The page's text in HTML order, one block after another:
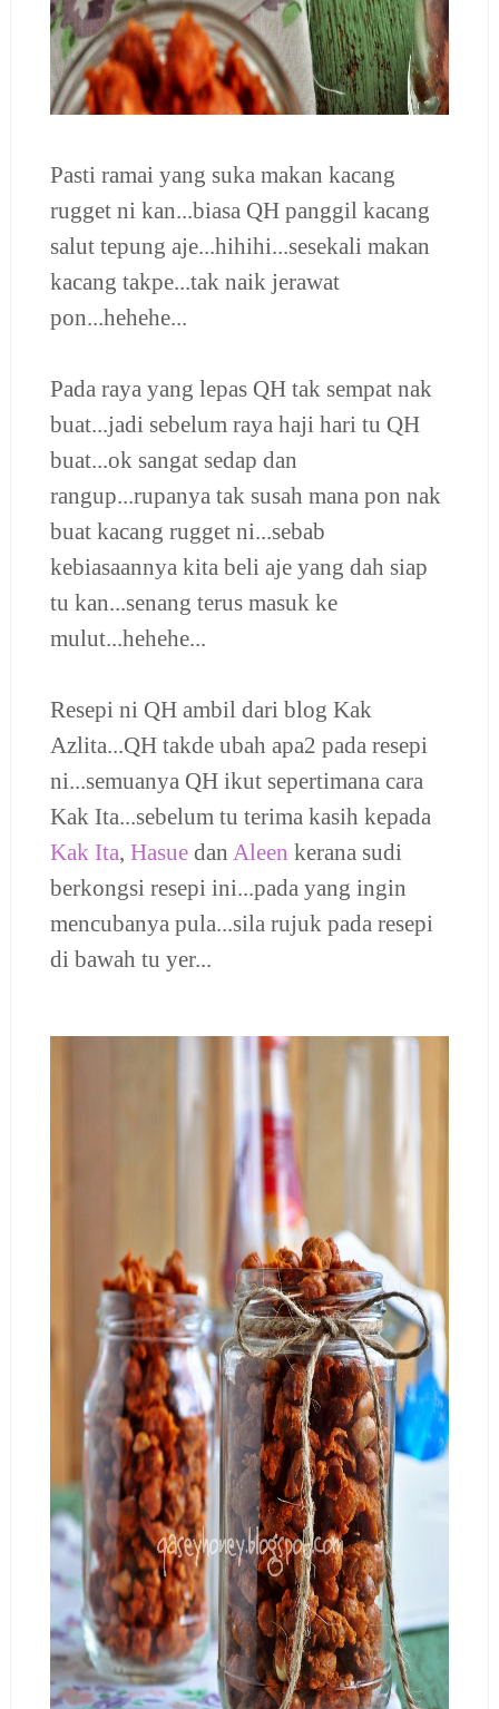
Pasti ramai yang suka makan kacang
rugget ni kan...biasa QH panggil kacang
salut tepung aje...hihihi...sesekali makan
kacang takpe...tak naik jerawat
pon...hehehe...
Pada raya yang lepas QH tak sempat nak
buat...jadi sebelum raya haji hari tu QH
buat...ok sangat sedap dan
rangup...rupanya tak susah mana pon nak
buat kacang rugget ni...sebab
kebiasaannya kita beli aje yang dah siap
tu kan...senang terus masuk ke
mulut...hehehe...
Resepi ni QH ambil dari blog Kak
Azlita...QH takde ubah apa2 pada resepi
ni...semuanya QH ikut sepertimana cara
Kak Ita...sebelum tu terima kasih kepada
Kak Ita, Hasuedan Aleen kerana sudi
berkongsi resepi ini...pada yang ingin
mencubanya pula...sila rujuk pada resepi
di bawah tu yer...